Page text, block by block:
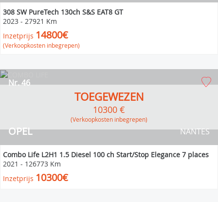
308 SW PureTech 130ch S&S EAT8 GT
2023 - 27921 Km
Inzetprijs 14800€
(Verkoopkosten inbegrepen)
OPEL
Nr. 46
NANTES
TOEGEWEZEN
10300 €
(verkoopkosten inbegrepen)
Combo Life L2H1 1.5 Diesel 100 ch Start/Stop Elegance 7 places
2021 - 126773 Km
Inzetprijs 10300€